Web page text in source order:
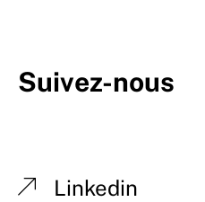
Suivez-nous
Linkedin